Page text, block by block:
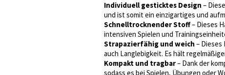
Individuell gesticktes Design –
und ist somit ein einzigartiges und
Schnelltrocknender Stoff– Dieses
intensiven Spielen und
Strapazierfähig und weich –
auch Langlebigkeit. Es hält
Kompakt und tragbar– Dank der
sodass es bei Spielen, Übungen oder